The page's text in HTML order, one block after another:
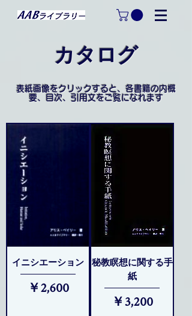
カタログ
表紙画像をクリックすると、各書籍の内概
要、目次、引用文をご覧になれます
イニシエーション
価格
￥2,600
秘教瞑想に関する手
紙
価格
￥3,200